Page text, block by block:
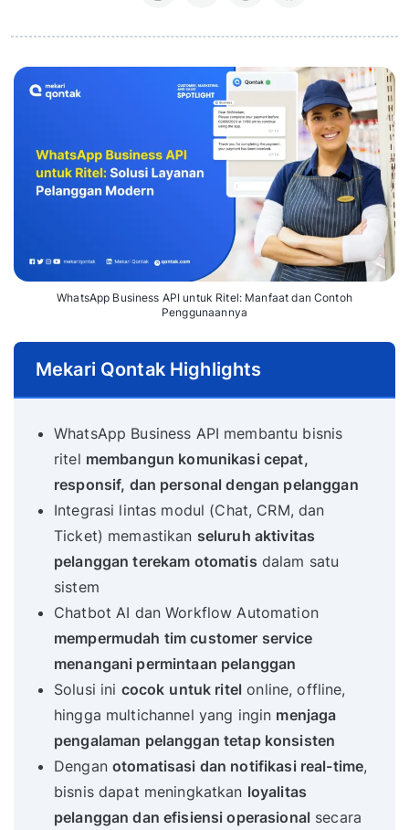
WhatsApp Business API untuk Ritel: Manfaat dan Contoh
Penggunaannya
Mekari Qontak Highlights
WhatsApp Business API membantu bisnis
ritel membangun komunikasi cepat,
responsif, dan personal dengan pelanggan
Integrasi lintas modul (Chat, CRM, dan
Ticket) memastikan seluruh aktivitas
pelanggan terekam otomatis dalam satu
sistem
Chatbot AI dan Workflow Automation
mempermudah tim customer service
menangani permintaan pelanggan
Solusi ini cocok untuk ritel online, offline,
hingga multichannel yang ingin menjaga
pengalaman pelanggan tetap konsisten
Denganotomatisasi dan notifikasi real-time,
bisnis dapat meningkatkan loyalitas
pelanggan dan efisiensi operasional secara